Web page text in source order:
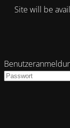
Site will be